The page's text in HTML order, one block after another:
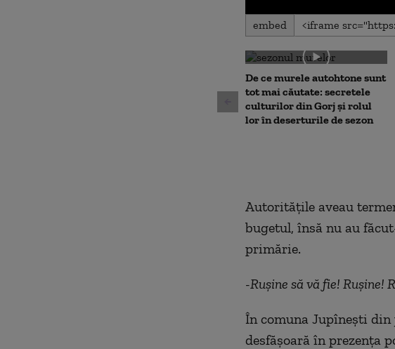
0
seconds
0
secondsVolume
90%
embed
De ce murele autohtone sunt
tot mai căutate: secretele
culturilor din Gorj și rolul
lor în deserturile de sezon
Autoritățile aveau
bugetul, însă nu au
primărie.
-Rușine să vă fie! Rușine!
În comuna Jupînești din
desfășoară în prezența